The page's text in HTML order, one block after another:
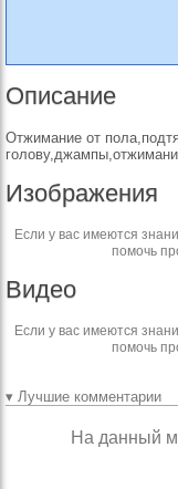
Описание
Отжимание от
Изображения
Если у вас имеются
помочь
Видео
Если у вас имеются
помочь
▾ Лучшие комментарии
На данный